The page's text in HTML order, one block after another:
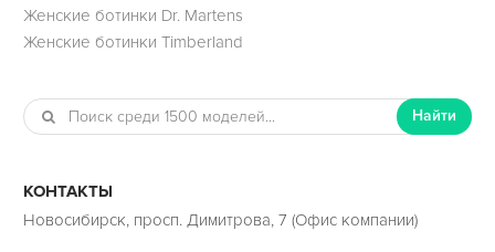
Женские ботинки Dr. Martens
Женские ботинки Timberland
Найти
КОНТАКТЫ
Новосибирск, просп. Димитрова, 7 (Офис компании)